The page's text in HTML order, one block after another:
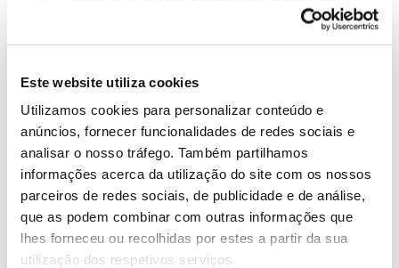
Este website utiliza cookies
Utilizamos cookies para personalizar conteúdo e
anúncios, fornecer funcionalidades de redes sociais e
analisar o nosso tráfego. Também partilhamos
informações acerca da utilização do site com os nossos
parceiros de redes sociais, de publicidade e de análise,
que as podem combinar com outras informações que
lhes forneceu ou recolhidas por estes a partir da sua
utilização dos respetivos serviços.
integrado nas
terá
Científico de Macau, em Lisboa.
Saiba mais
13.07.2026
Genoma do priolo e de outras espécies em risco:
conhecer para conservar